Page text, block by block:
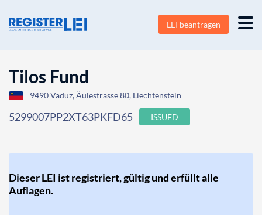
LEI beantragen
Tilos Fund
9490 Vaduz, Äulestrasse 80, Liechtenstein
5299007PP2XT63PKFD65 ISSUED
Dieser LEI ist registriert, gültig und erfüllt alle
Auflagen.